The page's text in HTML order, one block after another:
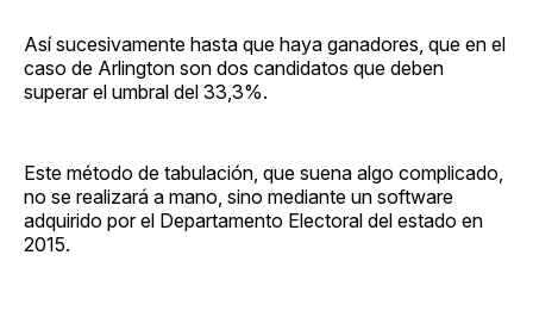
Así sucesivamente hasta que haya ganadores, que en el
caso de Arlington son dos candidatos que deben
superar el umbral del 33,3%.
Este método de tabulación, que suena algo complicado,
no se realizará a mano, sino mediante un software
adquirido por el Departamento Electoral del estado en
2015.